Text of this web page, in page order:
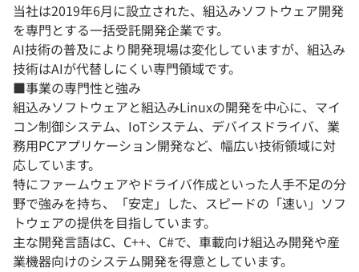
当社は2019年6月に設立された、組込みソフトウェア開発
を専門とする一括受託開発企業です。
AI技術の普及により開発現場は変化していますが、組込み
技術はAIが代替しにくい専門領域です。
■事業の専門性と強み
組込みソフトウェアと組込みLinuxの開発を中心に、マイ
コン制御システム、IoTシステム、デバイスドライバ、業
務用PCアプリケーション開発など、幅広い技術領域に対
応しています。
特にファームウェアやドライバ作成といった人手不足の分
野で強みを持ち、「安定」した、スピードの「速い」ソフ
トウェアの提供を目指しています。
主な開発言語はC、C++、C#で、車載向け組込み開発や産
業機器向けのシステム開発を得意としています。